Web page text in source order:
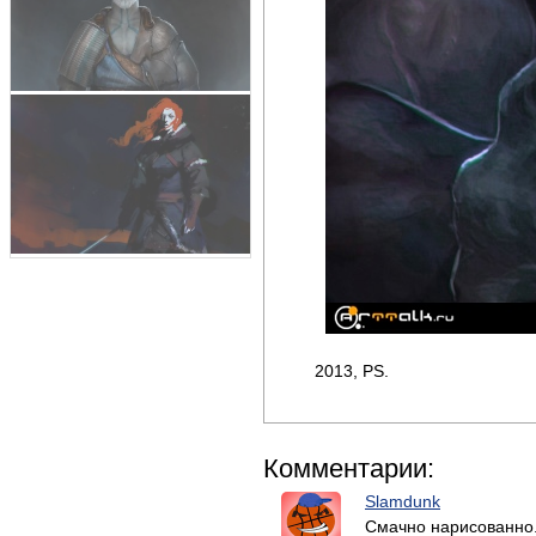
2013, PS.
Комментарии:
Slamdunk
Смачно